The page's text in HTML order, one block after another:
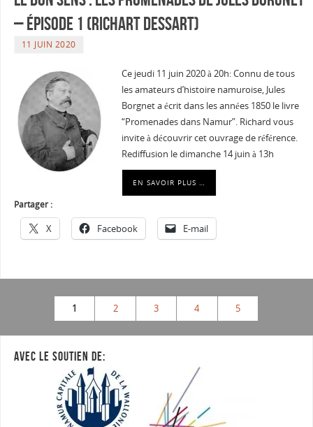
– épisode 1 (Richart Dessart)
11 JUIN 2020
Ce jeudi 11 juin 2020 à 20h: Connu de tous
les amateurs d’histoire namuroise, Jules
Borgnet a écrit dans les années 1850 le livre
“Promenades dans Namur”. Richard vous
invite à découvrir cet ouvrage de référence.
Rediffusion le dimanche 14 juin à 13h
EN SAVOIR PLUS …
Partager :
X Facebook E-mail
1 2 3 4 5
AVEC LE SOUTIEN DE: